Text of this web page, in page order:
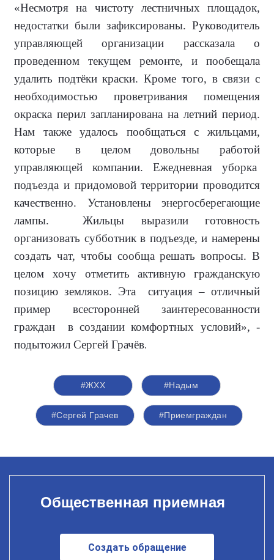
«Несмотря на чистоту лестничных площадок,
недостатки были зафиксированы. Руководитель
управляющей организации рассказала о
проведенном текущем ремонте, и пообещала
удалить подтёки краски. Кроме того, в связи с
необходимостью проветривания помещения
окраска перил запланирована на летний период.
Нам также удалось пообщаться с жильцами,
которые в целом довольны работой
управляющей компании. Ежедневная уборка
подъезда и придомовой территории проводится
качественно. Установлены энергосберегающие
лампы. Жильцы выразили готовность
организовать субботник в подъезде, и намерены
создать чат, чтобы сообща решать вопросы. В
целом хочу отметить активную гражданскую
позицию земляков. Эта ситуация – отличный
пример всесторонней заинтересованности
граждан в создании комфортных условий», -
подытожил Сергей Грачёв.
#ЖХХ #Надым
#Сергей Грачев #Приемграждан
Общественная приемная
Создать обращение